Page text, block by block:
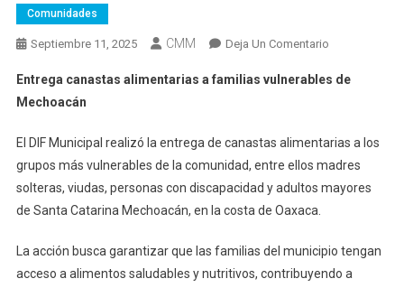
Comunidades
Septiembre 11, 2025 CMM Deja Un ComentarioEn
Canastas
Familias
Vulnerables
De
Entrega canastas alimentarias a familias vulnerables de
Mechoacán
El DIF Municipal realizó la entrega de canastas alimentarias a los
grupos más vulnerables de la comunidad, entre ellos madres
solteras, viudas, personas con discapacidad y adultos mayores
de Santa Catarina Mechoacán, en la costa de Oaxaca.
La acción busca garantizar que las familias del municipio tengan
acceso a alimentos saludables y nutritivos, contribuyendo a